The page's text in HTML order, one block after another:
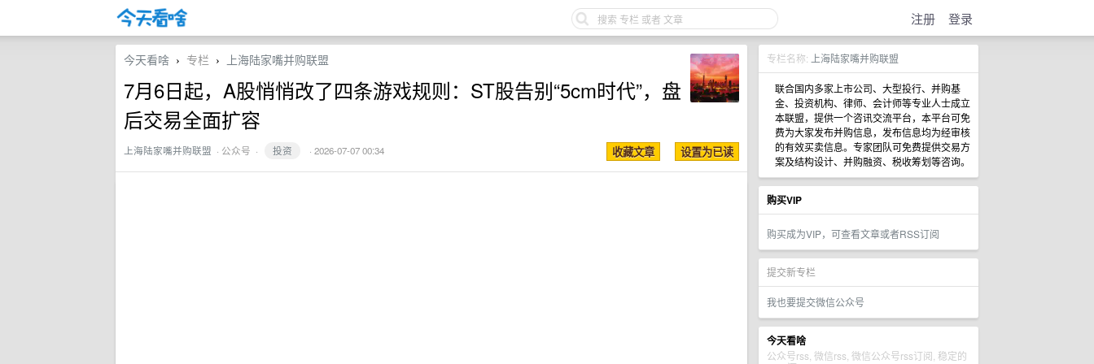
注册 登录
专栏名称: 上海陆家嘴并购联盟
联合国内多家上市公司、大型投行、并购基
金、投资机构、律师、会计师等专业人士成立
本联盟，提供一个咨讯交流平台，本平台可免
费为大家发布并购信息，发布信息均为经审核
的有效买卖信息。专家团队可免费提供交易方
案及结构设计、并购融资、税收筹划等咨询。
购买VIP
购买成为VIP，可查看文章或者RSS订阅
提交新专栏
我也要提交微信公众号
今天看啥
公众号rss, 微信rss, 微信公众号rss订阅, 稳定的
今天看啥 › 专栏 › 上海陆家嘴并购联盟
7月6日起，A股悄悄改了四条游戏规则：ST股告别“5cm时代”，盘
后交易全面扩容
上海陆家嘴并购联盟 · 公众号 · 投资 · 2026-07-07 00:34